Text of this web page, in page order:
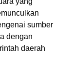
sumber
dengan
daerah